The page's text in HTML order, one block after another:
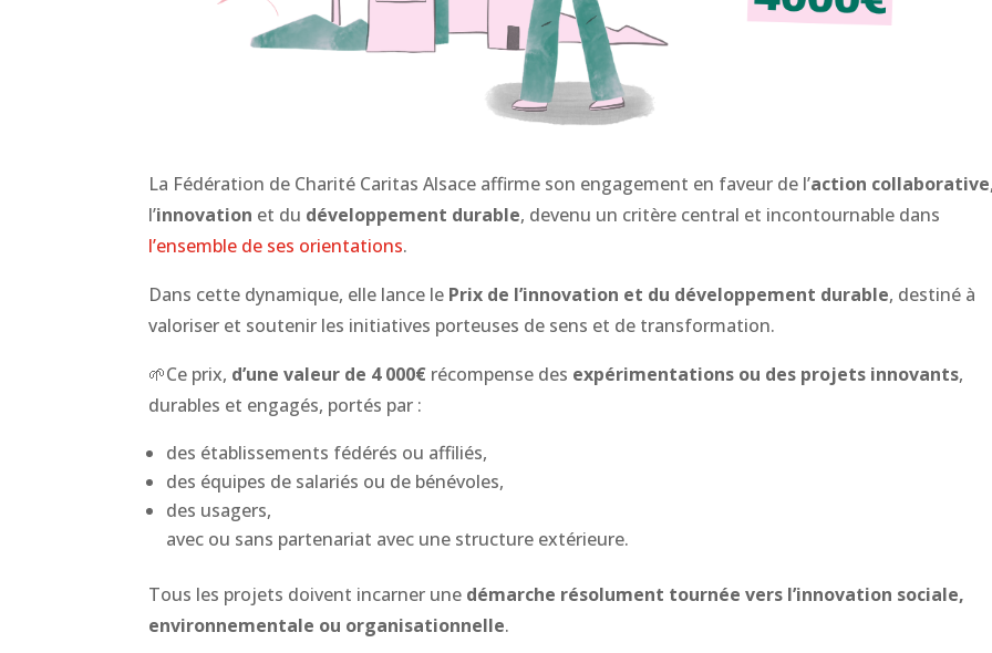
La Fédération de Charité Caritas Alsace affirme son engagement en faveur de l’action collaborative
l’innovation et du développement durable, devenu un critère central et incontournable dans
l’ensemble de ses orientations.
Dans cette dynamique, elle lance le Prix de l’innovation et du développement durable, destiné à
valoriser et soutenir les initiatives porteuses de sens et de transformation.
🌱Ce prix, d’une valeur de 4 000€ récompense des expérimentations ou des projets innovants,
durables et engagés, portés par :
des établissements fédérés ou affiliés,
des équipes de salariés ou de bénévoles,
des usagers,
avec ou sans partenariat avec une structure extérieure.
Tous les projets doivent incarner une démarche résolument tournée vers l’innovation sociale,
environnementale ou organisationnelle.